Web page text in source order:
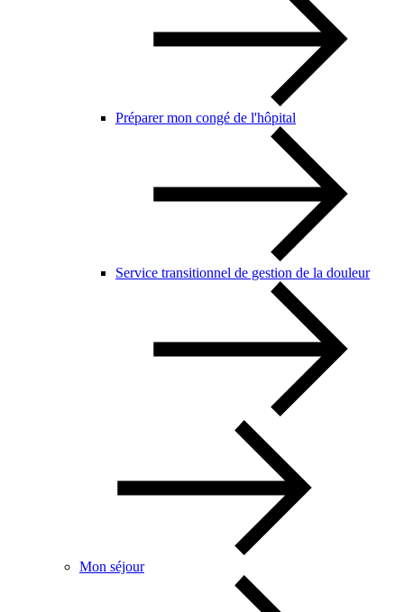
Préparer mon congé de l'hôpital
Service transitionnel de gestion de la douleur
Mon séjour